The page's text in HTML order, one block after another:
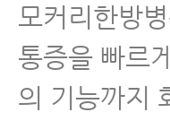
모커리한방
통증을 빠르
의 기능까지